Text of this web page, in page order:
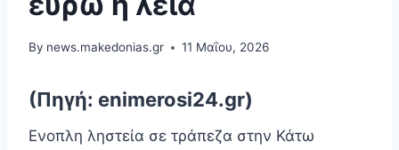
By news.makedonias.gr 11 Μαΐου, 2026
(Πηγή: enimerosi24.gr)
Ενοπλη ληστεία σε τράπεζα στην Κάτω